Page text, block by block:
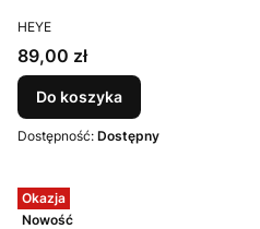
PRODUCENT
HEYE
Cena
89,00 zł
Do koszyka
Dostępność: Dostępny
Okazja
Nowość